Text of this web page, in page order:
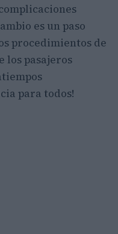
es un paso
procedimientos de
los pasajeros
para todos!